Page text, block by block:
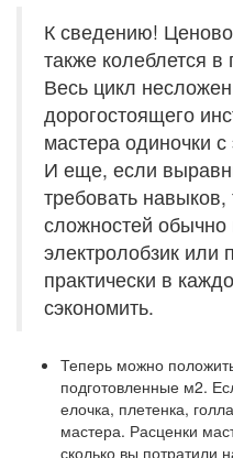
К сведению!
также колеблется
Весь цикл
дорогостоящего
мастера одиночки
И еще, если
требовать
сложностей обычно
электролобзик или
практически в
сэкономить.
Теперь можно
подготовленные м2.
елочка, плетенка,
мастера. Расценки
сколько вы потратили